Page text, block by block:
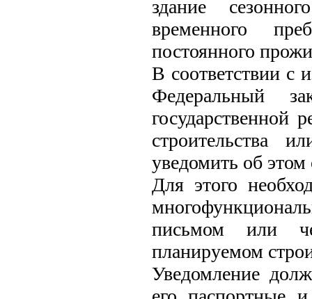
здание
временного
постоянного
В соответствии с
Федеральный
государственной
строительства
уведомить об этом
Для этого
письмом или
планируемом
Уведомление